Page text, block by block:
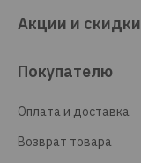
Акции и скидки
Покупателю
Оплата и доставка
Возврат товара